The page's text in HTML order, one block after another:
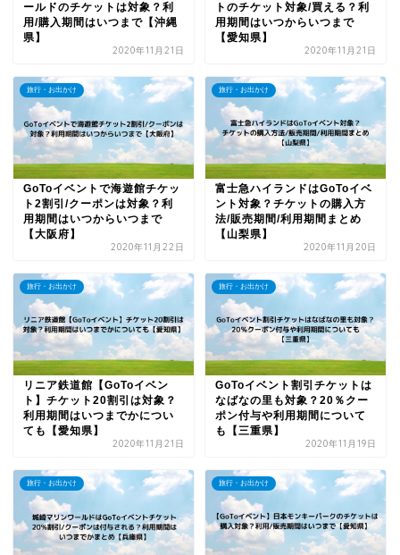
ールドのチケットは対象？利
用/購入期間はいつまで【沖縄
県】
2020年11月21日
トのチケット対象/買える？利
用期間はいつからいつまで
【愛知県】
2020年11月21日
旅行・お出かけ
GoToイベントで海遊館チケッ
ト2割引/クーポンは対象？利
用期間はいつからいつまで
【大阪府】
2020年11月22日
旅行・お出かけ
富士急ハイランドはGoToイベ
ント対象？チケットの購入方
法/販売期間/利用期間まとめ
【山梨県】
2020年11月20日
旅行・お出かけ
リニア鉄道館【GoToイベン
ト】チケット20割引は対象？
利用期間はいつまでかについ
ても【愛知県】
2020年11月21日
旅行・お出かけ
GoToイベント割引チケットは
なばなの里も対象？20％クー
ポン付与や利用期間について
も【三重県】
2020年11月19日
旅行・お出かけ 旅行・お出かけ